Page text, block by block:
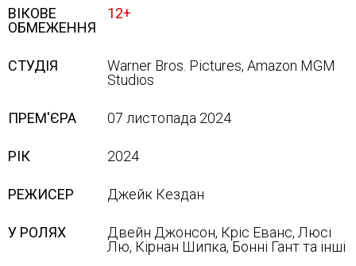
ВІКОВЕ
ОБМЕЖЕННЯ
12+
СТУДІЯ
Warner Bros. Pictures, Amazon MGM
Studios
ПРЕМ'ЄРА 07 листопада 2024
РІК 2024
РЕЖИСЕР Джейк Кездан
У РОЛЯХ
Двейн Джонсон, Кріс Еванс, Люсі
Лю, Кірнан Шипка, Бонні Гант та інші